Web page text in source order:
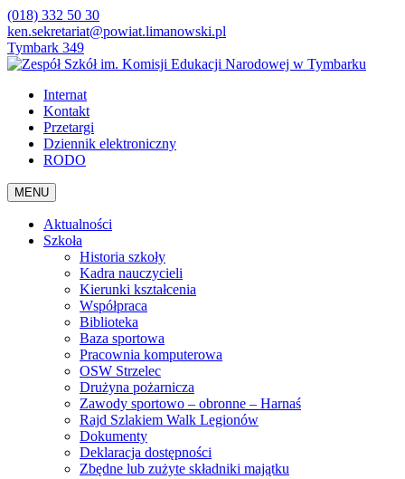
(018) 332 50 30
ken.sekretariat@powiat.limanowski.pl
Tymbark 349
Internat
Kontakt
Przetargi
Dziennik elektroniczny
RODO
MENU
Aktualności
Szkoła
Historia szkoły
Kadra nauczycieli
Kierunki kształcenia
Współpraca
Biblioteka
Baza sportowa
Pracownia komputerowa
OSW Strzelec
Drużyna pożarnicza
Zawody sportowo – obronne – Harnaś
Rajd Szlakiem Walk Legionów
Dokumenty
Deklaracja dostępności
Zbędne lub zużyte składniki majątku